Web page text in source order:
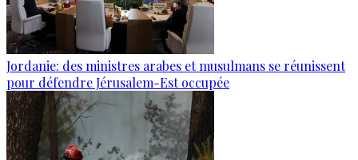
Jordanie: des ministres arabes et musulmans se réunissent
pour défendre Jérusalem-Est occupée